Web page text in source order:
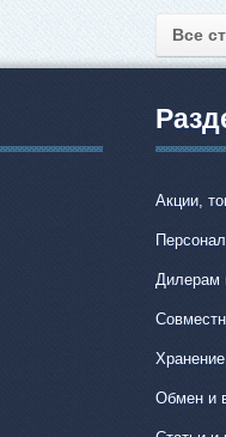
Все
Акции,
Дилерам
Обмен и